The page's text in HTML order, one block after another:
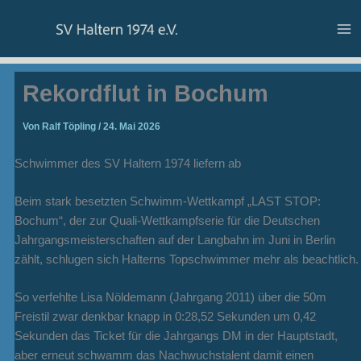
Rekordflut in Bochum
Von Ralf Töpling / 24. Mai 2026
Schwimmer des SV Haltern 1974 liefern ab
Beim stark besetzten Schwimm-Wettkampf „LAST STOP:
Bochum“, der zur Quali-Wettkampfserie für die Deutschen
Jahrgangsmeisterschaften auf der Langbahn im Juni in Berlin
zählt, schlugen sich Halterns Topschwimmer mehr als beachtlich.
So verfehlte Lisa Nöldemann (Jahrgang 2011) über die 50m
Freistil zwar denkbar knapp in 0:28,52 Sekunden um 0,42
Sekunden das Ticket für die Jahrgangs DM in der Hauptstadt,
aber erneut schwamm das Nachwuchstalent damit einen